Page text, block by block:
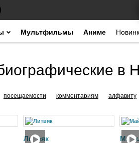
Мультфильмы Аниме
в
посещаемости комментариям алфавиту
Литвяк